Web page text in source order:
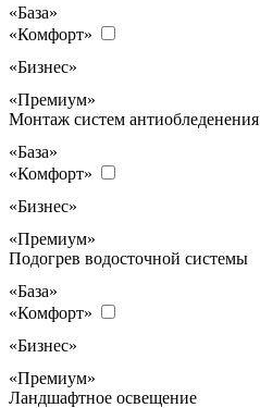
«База»
«Комфорт»
«Бизнес»
«Премиум»
Монтаж систем антиобледенения
«База»
«Комфорт»
«Бизнес»
«Премиум»
Подогрев водосточной системы
«База»
«Комфорт»
«Бизнес»
«Премиум»
Ландшафтное освещение